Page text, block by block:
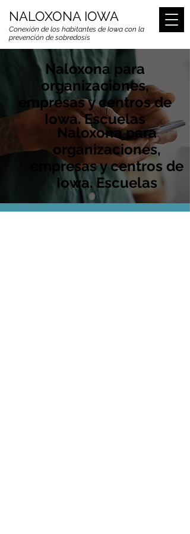
NALOXONA IOWA
Conexión de los habitantes de Iowa con la
prevención de sobredosis
Naloxona para
organizaciones,
empresas y centros de
Iowa. Escuelas
Naloxona para
organizaciones,
empresas y centros de
Iowa. Escuelas